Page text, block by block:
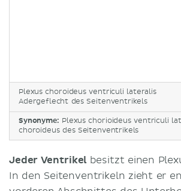
Plexus choroideus ventriculi lateralis
Adergeflecht des Seitenventrikels
Synonyme: Plexus chorioideus ventriculi
choroideus des Seitenventrikels
Jeder Ventrikelbesitzt einen
In den Seitenventrikeln zieht er